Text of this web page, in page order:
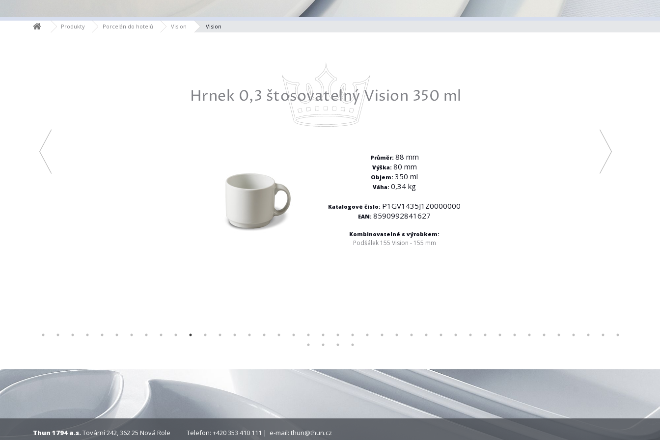
Produkty Porcelán do hotelů Vision Vision
Hrnek 0,3 štosovatelný Vision 350 ml
Průměr: 88 mm
Výška: 80 mm
Objem:350 ml
Váha:0,34 kg
Katalogové číslo: P1GV1435J1Z0000000
EAN:8590992841627
Kombinovatelné s výrobkem:
Podšálek 155 Vision - 155 mm
Thun 1794 a.s.Tovární 242, 362 25 Nová Role Telefon: +420 353 410 111 | e-mail:thun@thun.cz